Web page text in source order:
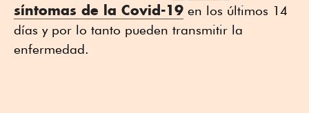
síntomas de la Covid-19 en los últimos 14
días y por lo tanto pueden transmitir la
enfermedad.